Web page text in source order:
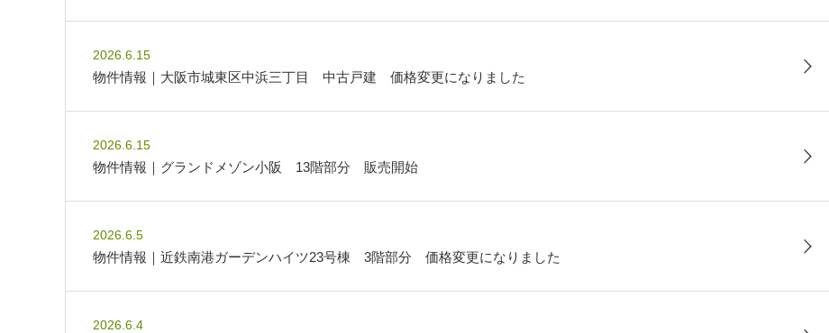
2026.6.15
物件情報｜大阪市城東区中浜三丁目 中古戸建 価格変更になりました
2026.6.15
物件情報｜グランドメゾン小阪 13階部分 販売開始
2026.6.5
物件情報｜近鉄南港ガーデンハイツ23号棟 3階部分 価格変更になりました
2026.6.4